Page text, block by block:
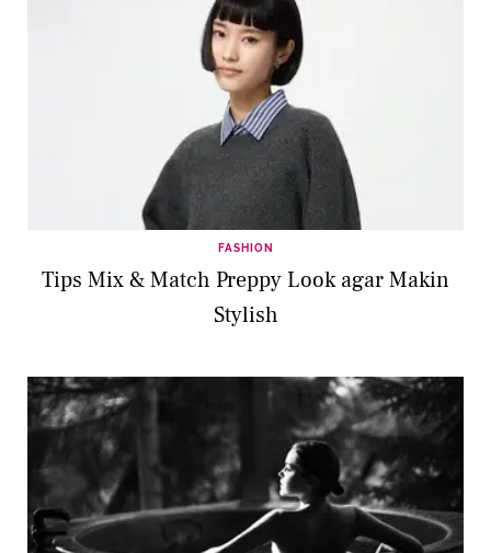
FASHION
Tips Mix & Match Preppy Look agar Makin
Stylish